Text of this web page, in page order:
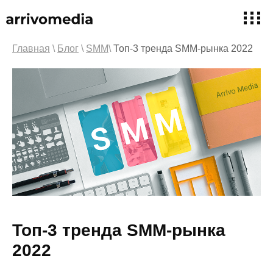
Главная \ Блог \ SMM\ Топ-3 тренда SMM-рынка 2022
Топ-3 тренда SMM-рынка
2022